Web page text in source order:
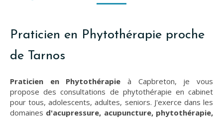
Praticien en Phytothérapie proche
de Tarnos
Praticien en Phytothérapie à Capbreton, je vous
propose des consultations de phytothérapie en cabinet
pour tous, adolescents, adultes, seniors. J'exerce dans les
domaines d'acupressure, acupuncture, phytothérapie,